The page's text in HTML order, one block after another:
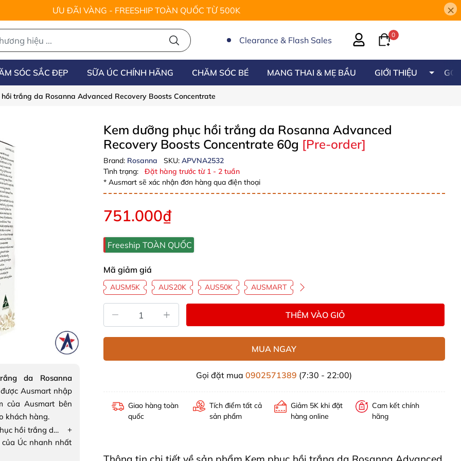
ƯU ĐÃI VÀNG - FREESHIP TOÀN QUỐC TỪ 500K ×
Clearance & Flash Sales
0
SÓC SẮC ĐẸP SỮA ÚC CHÍNH HÃNG CHĂM SÓC BÉ MANG THAI & MẸ BẦU GIỚI THIỆU
trắng da Rosanna Advanced Recovery Boosts Concentrate
da Rosanna
được Ausmart nhập
của Ausmart bên
khách hàng.
Kem dưỡng phục hồi trắng da Rosanna Advanced Recovery Boosts Concentrate
+
Úc nhanh nhất
Kem dưỡng phục hồi trắng da Rosanna Advanced
Recovery Boosts Concentrate 60g [Pre-order]
Brand: Rosanna SKU: APVNA2532
Tình trạng:
Đặt hàng trước từ 1 - 2 tuần
* Ausmart sẽ xác nhận đơn hàng qua điện thoại
751.000₫
Freeship TOÀN QUỐC
Mã giảm giá
AUSM5K AUS20K AUS50K AUSMART
THÊM VÀO GIỎ
MUA NGAY
Gọi đặt mua0902571389 (7:30 - 22:00)
Giao hàng toàn
quốc
Tích điểm tất cả
sản phẩm
Giảm 5K khi đặt
hàng online
Cam kết chính
hãng